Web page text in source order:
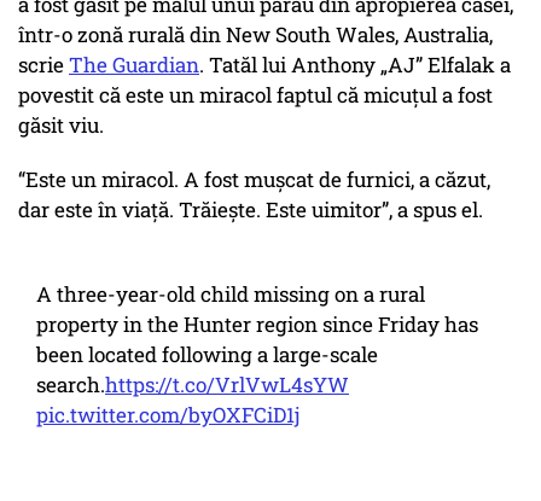
într-o zonă rurală din New South Wales, Australia,
scrieThe Guardian. Tatăl lui Anthony „AJ” Elfalak a
povestit că este un miracol faptul că micuțul a fost
găsit viu.
“Este un miracol. A fost mușcat de furnici, a căzut,
dar este în viață. Trăiește. Este uimitor”, a spus el.
A three-year-old child missing on a rural
property in the Hunter region since Friday has
been located following a large-scale
search.https://t.co/VrlVwL4sYW
pic.twitter.com/byOXFCiD1j